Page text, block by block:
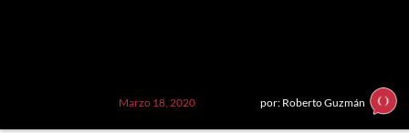
Marzo 18, 2020 por: Roberto Guzmán